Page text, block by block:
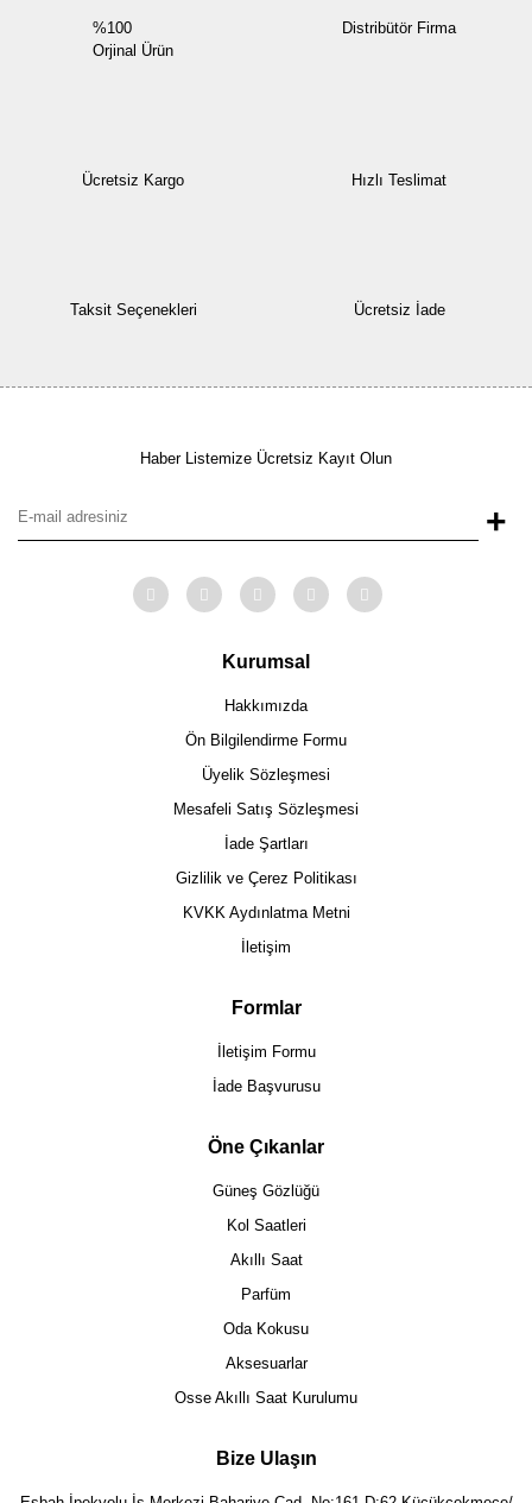
%100
Orjinal Ürün
Distribütör Firma
Ücretsiz Kargo Hızlı Teslimat
Taksit Seçenekleri Ücretsiz İade
Haber Listemize Ücretsiz Kayıt Olun
+
Kurumsal
Hakkımızda
Ön Bilgilendirme Formu
Üyelik Sözleşmesi
Mesafeli Satış Sözleşmesi
İade Şartları
Gizlilik ve Çerez Politikası
KVKK Aydınlatma Metni
İletişim
Formlar
İletişim Formu
İade Başvurusu
Öne Çıkanlar
Güneş Gözlüğü
Kol Saatleri
Akıllı Saat
Parfüm
Oda Kokusu
Aksesuarlar
Osse Akıllı Saat Kurulumu
Bize Ulaşın